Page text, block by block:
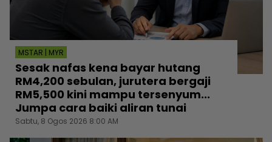
MSTAR | MYR
Sesak nafas kena bayar hutang
RM4,200 sebulan, jurutera bergaji
RM5,500 kini mampu tersenyum...
Jumpa cara baiki aliran tunai
Sabtu, 8 Ogos 2026 8:00 AM